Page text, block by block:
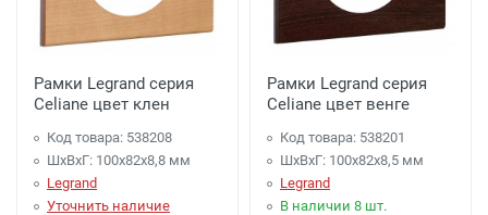
Рамки Legrand серия
Celiane цвет клен
Код товара: 538208
ШхВхГ: 100x82x8,8 мм
Legrand
Уточнить наличие
Рамки Legrand серия
Celiane цвет венге
Код товара: 538201
ШхВхГ: 100x82x8,5 мм
Legrand
В наличии 8 шт.